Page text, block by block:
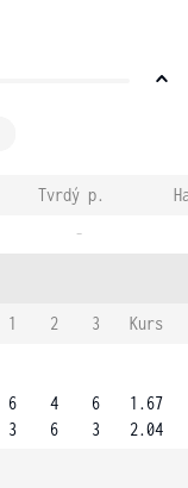
Tvrdý p.
-
1 2 3
Kurs
6
3
4
6
6
3
1.67
2.04